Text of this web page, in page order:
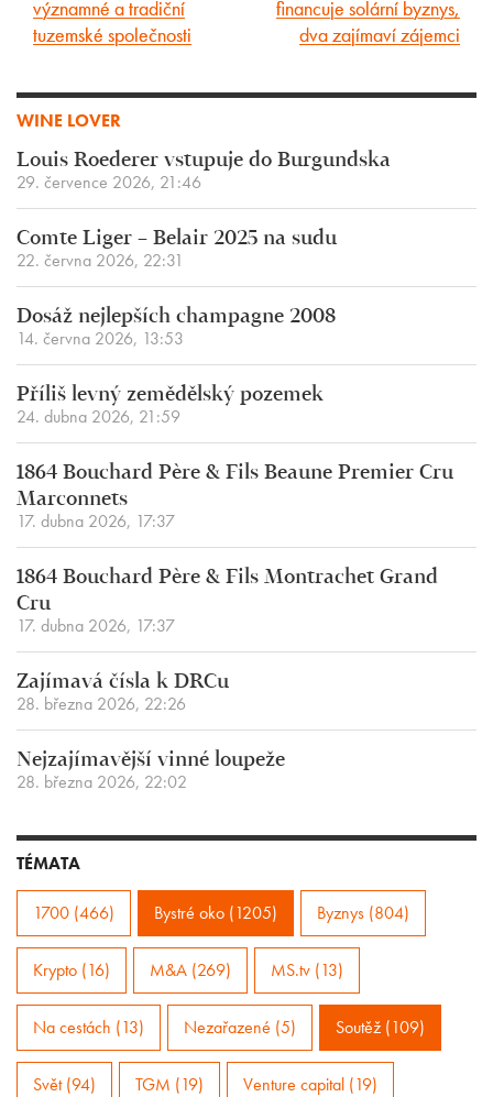
článek
významné a tradiční
tuzemské společnosti
článek
financuje solární byznys,
dva zajímaví zájemci
WINE LOVER
Louis Roederer vstupuje do Burgundska
29. července 2026, 21:46
Comte Liger – Belair 2025 na sudu
22. června 2026, 22:31
Dosáž nejlepších champagne 2008
14. června 2026, 13:53
Příliš levný zemědělský pozemek
24. dubna 2026, 21:59
1864 Bouchard Père & Fils Beaune Premier Cru
Marconnets
17. dubna 2026, 17:37
1864 Bouchard Père & Fils Montrachet Grand
Cru
17. dubna 2026, 17:37
Zajímavá čísla k DRCu
28. března 2026, 22:26
Nejzajímavější vinné loupeže
28. března 2026, 22:02
TÉMATA
1700 (466) Bystré oko (1205) Byznys (804)
Krypto (16) M&A (269) MS.tv (13)
Na cestách (13) Nezařazené (5) Soutěž (109)
Svět (94) TGM (19) Venture capital (19)